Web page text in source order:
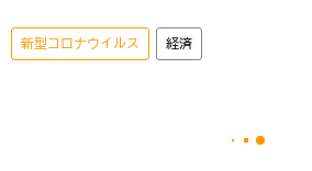
新型コロナウイルス 経済